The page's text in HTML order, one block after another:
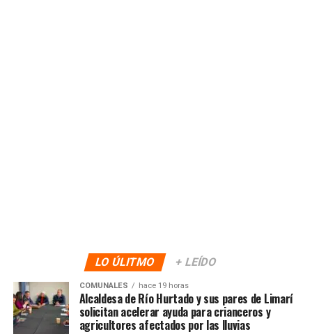
LO ÚLITMO + LEÍDO
COMUNALES hace 19 horas
Alcaldesa de Río Hurtado y sus pares de Limarí
solicitan acelerar ayuda para crianceros y
agricultores afectados por las lluvias